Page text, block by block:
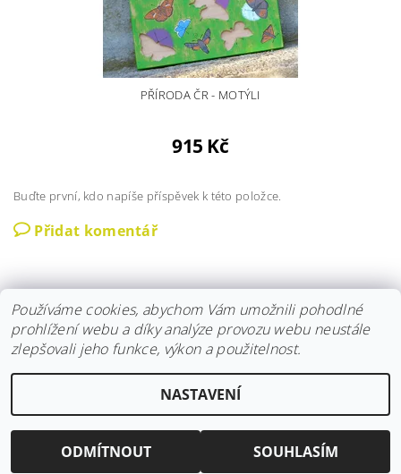
PŘÍRODA ČR - MOTÝLI
915 Kč
Buďte první, kdo napíše příspěvek k této položce.
Přidat komentář
Instagram Fler | Facebook
2026 © Hravokádo, všechna práva vyhrazena
Používáme cookies, abychom Vám umožnili pohodlné
prohlížení webu a díky analýze provozu webu neustále
zlepšovali jeho funkce, výkon a použitelnost.
NASTAVENÍ
ODMÍTNOUT SOUHLASÍM